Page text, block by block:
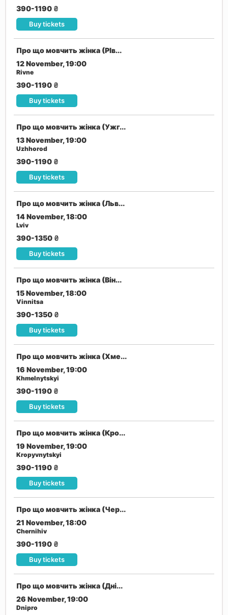
390-1190 ₴
Buy tickets
Про що мовчить жінка (РІв...
12 November, 19:00
Rivne
390-1190 ₴
Buy tickets
Про що мовчить жінка (Ужг...
13 November, 19:00
Uzhhorod
390-1190 ₴
Buy tickets
Про що мовчить жінка (Льв...
14 November, 18:00
Lviv
390-1350 ₴
Buy tickets
Про що мовчить жінка (Він...
15 November, 18:00
Vinnitsa
390-1350 ₴
Buy tickets
Про що мовчить жінка (Хме...
16 November, 19:00
Khmelnytskyi
390-1190 ₴
Buy tickets
Про що мовчить жінка (Кро...
19 November, 19:00
Kropyvnytskyi
390-1190 ₴
Buy tickets
Про що мовчить жінка (Чер...
21 November, 18:00
Chernihiv
390-1190 ₴
Buy tickets
Про що мовчить жінка (Дні...
26 November, 19:00
Dnipro